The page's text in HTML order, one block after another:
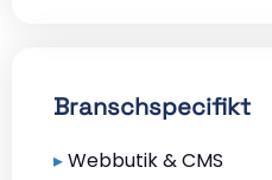
Branschspecifikt
▸Webbutik & CMS